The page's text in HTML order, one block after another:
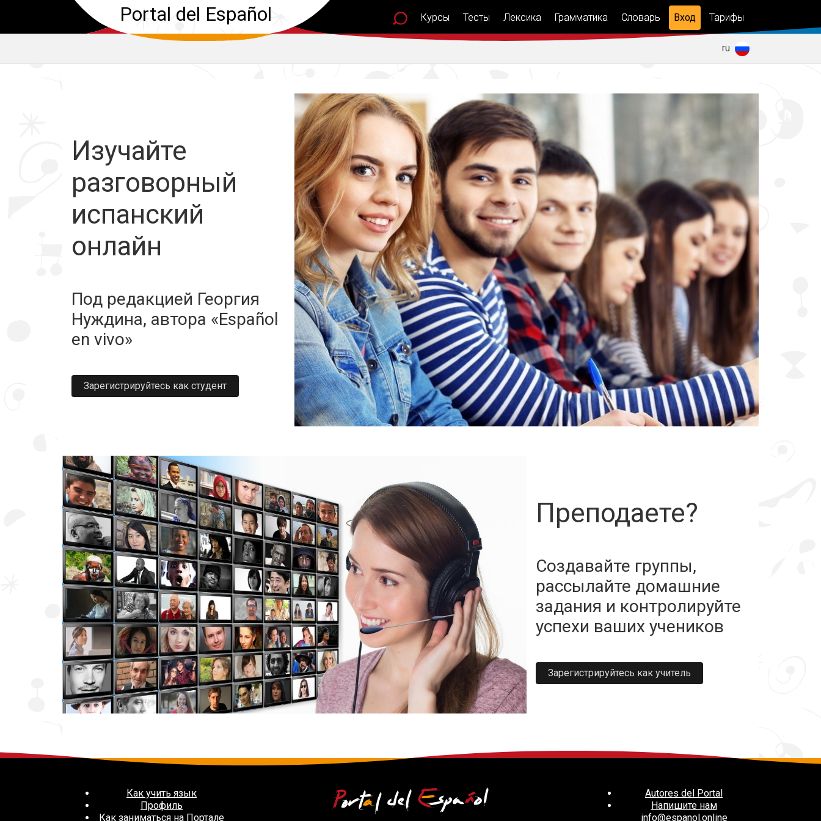
Portal del Español Курсы Тесты
Лексика
Грамматика
Фразеология
Глаголы
Тест уровня
Мои слова
Лексика
Синонимы
Пословицы
и
поговорки
Рассказ о
слове
Подкасты
Испания в
текстах
Лексика по
темам
Грамматика
Курсы
грамматики
Тренажер
Словарь Вход Тарифы
ru
Изучайте
разговорный
испанский
онлайн
Под редакцией Георгия
Нуждина, автора «Español
en vivo»
Зарегистрируйтесь как студент
Преподаете?
Создавайте группы,
рассылайте домашние
задания и контролируйте
успехи ваших учеников
Зарегистрируйтесь как учитель
Как учить язык
Профиль
Как заниматься на Портале
Autores del Portal
Напишите нам
info@espanol.online